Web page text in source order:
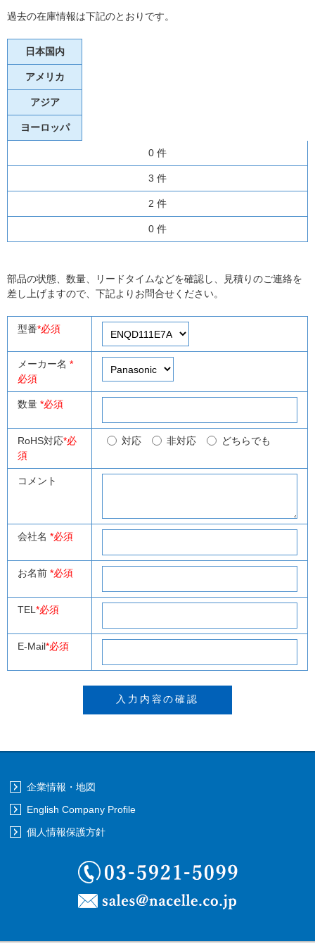
過去の在庫情報は下記のとおりです。
日本国内
アメリカ
アジア
ヨーロッパ
0 件
3 件
2 件
0 件
部品の状態、数量、リードタイムなどを確認し、見積りのご連絡を
差し上げますので、下記よりお問合せください。
型番*必須
メーカー名 *
必須
数量 *必須
RoHS対応*必
須
対応 非対応 どちらでも
コメント
会社名 *必須
お名前 *必須
TEL *必須
E-Mail*必須
企業情報・地図
English Company Profile
個人情報保護方針